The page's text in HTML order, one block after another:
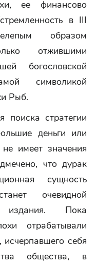
ее финансово
в III
образом
отжившими
богословской
символикой
Рыб.
поиска стратегии
деньги или
имеет значения
что дурак
сущность
очевидной
издания. Пока
отрабатывали
себя
общества, в